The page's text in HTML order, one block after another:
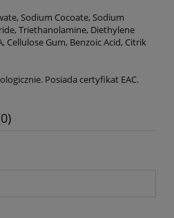
Sodium Cocoate, Sodium
Triethanolamine, Diethylene
Cellulose Gum, Benzoic Acid, Citrik
Posiada certyfikat EAC.